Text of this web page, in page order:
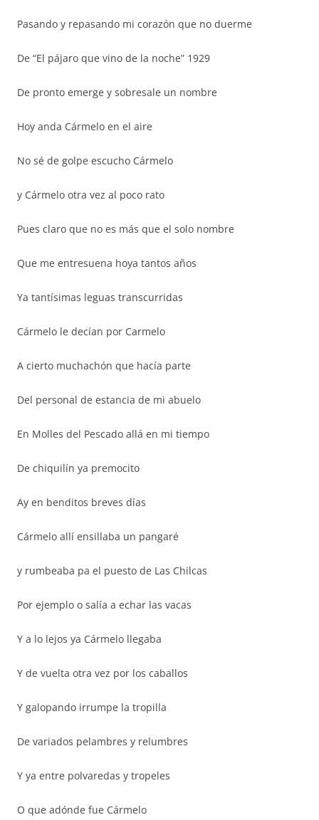
Pasando y repasando mi corazón que no duerme
De “El pájaro que vino de la noche” 1929
De pronto emerge y sobresale un nombre
Hoy anda Cármelo en el aire
No sé de golpe escucho Cármelo
y Cármelo otra vez al poco rato
Pues claro que no es más que el solo nombre
Que me entresuena hoya tantos años
Ya tantísimas leguas transcurridas
Cármelo le decían por Carmelo
A cierto muchachón que hacía parte
Del personal de estancia de mi abuelo
En Molles del Pescado allá en mi tiempo
De chiquilín ya premocito
Ay en benditos breves días
Cármelo allí ensillaba un pangaré
y rumbeaba pa el puesto de Las Chilcas
Por ejemplo o salía a echar las vacas
Y a lo lejos ya Cármelo llegaba
Y de vuelta otra vez por los caballos
Y galopando irrumpe la tropilla
De variados pelambres y relumbres
Y ya entre polvaredas y tropeles
O que adónde fue Cármelo